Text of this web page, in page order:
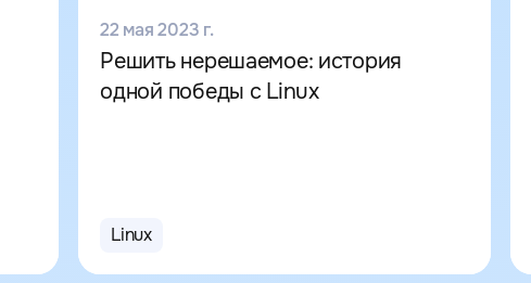
22 мая 2023 г.
Решить нерешаемое: история
одной победы с Linux
Linux